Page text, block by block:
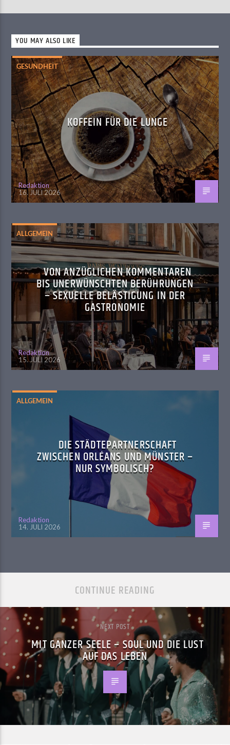
YOU MAY ALSO LIKE
GESUNDHEIT
KOFFEIN FÜR DIE LUNGE
Redaktion
16. JULI 2026
ALLGEMEIN
VON ANZÜGLICHEN KOMMENTAREN
BIS UNERWÜNSCHTEN BERÜHRUNGEN
– SEXUELLE BELÄSTIGUNG IN DER
GASTRONOMIE
Redaktion
15. JULI 2026
ALLGEMEIN
DIE STÄDTEPARTNERSCHAFT
ZWISCHEN ORLÉANS UND MÜNSTER –
NUR SYMBOLISCH?
Redaktion
14. JULI 2026
CONTINUE READING
NEXT POST
MIT GANZER SEELE – SOUL UND DIE LUST
AUF DAS LEBEN